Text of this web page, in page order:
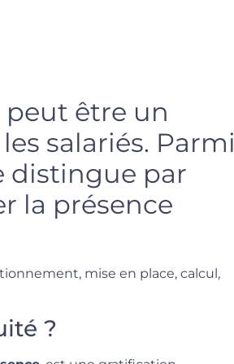
peut être un
salariés. Parmi
distingue par
la présence
mise en place, calcul,
?